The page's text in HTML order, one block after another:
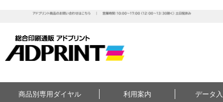
商品別専用ダイヤル 利用案内 データ